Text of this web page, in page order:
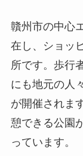
贛州市の中心
在し、ショッ
所です。歩行
にも地元の人
が開催されま
憩できる公園
っています。